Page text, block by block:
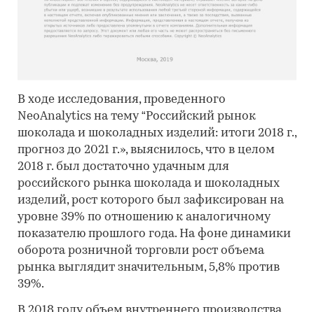
В ходе исследования, проведенного
NeoAnalytics на тему “Российский рынок
шоколада и шоколадных изделий: итоги 2018 г.,
прогноз до 2021 г.», выяснилось, что в целом
2018 г. был достаточно удачным для
российского рынка шоколада и шоколадных
изделий, рост которого был зафиксирован на
уровне 39% по отношению к аналогичному
показателю прошлого года. На фоне динамики
оборота розничной торговли рост объема
рынка выглядит значительным, 5,8% против
39%.